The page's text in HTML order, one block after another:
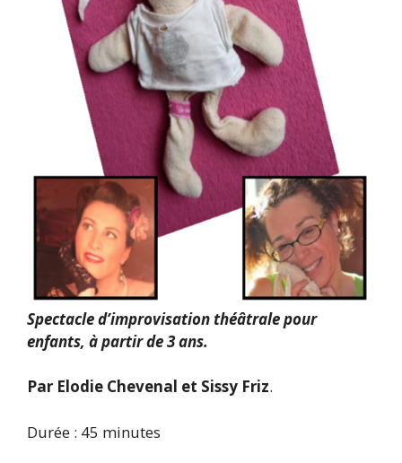
Spectacle d’improvisation théâtrale pour
enfants, à partir de 3 ans.
Par Elodie Chevenal et Sissy Friz.
Durée : 45 minutes